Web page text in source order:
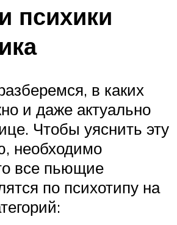
психики
в каких
и даже актуально
Чтобы уяснить эту
необходимо
все пьющие
по психотипу на